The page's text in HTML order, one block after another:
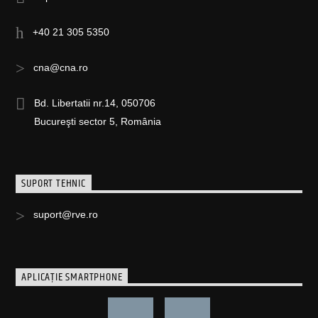
+40 21 305 5350
cna@cna.ro
Bd. Libertatii nr.14, 050706
Bucureşti sector 5, România
SUPORT TEHNIC
suport@rve.ro
APLICAȚIE SMARTPHONE